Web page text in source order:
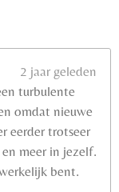
2 jaar geleden
turbulente
omdat nieuwe
eerder trotseer
meer in jezelf.
bent.